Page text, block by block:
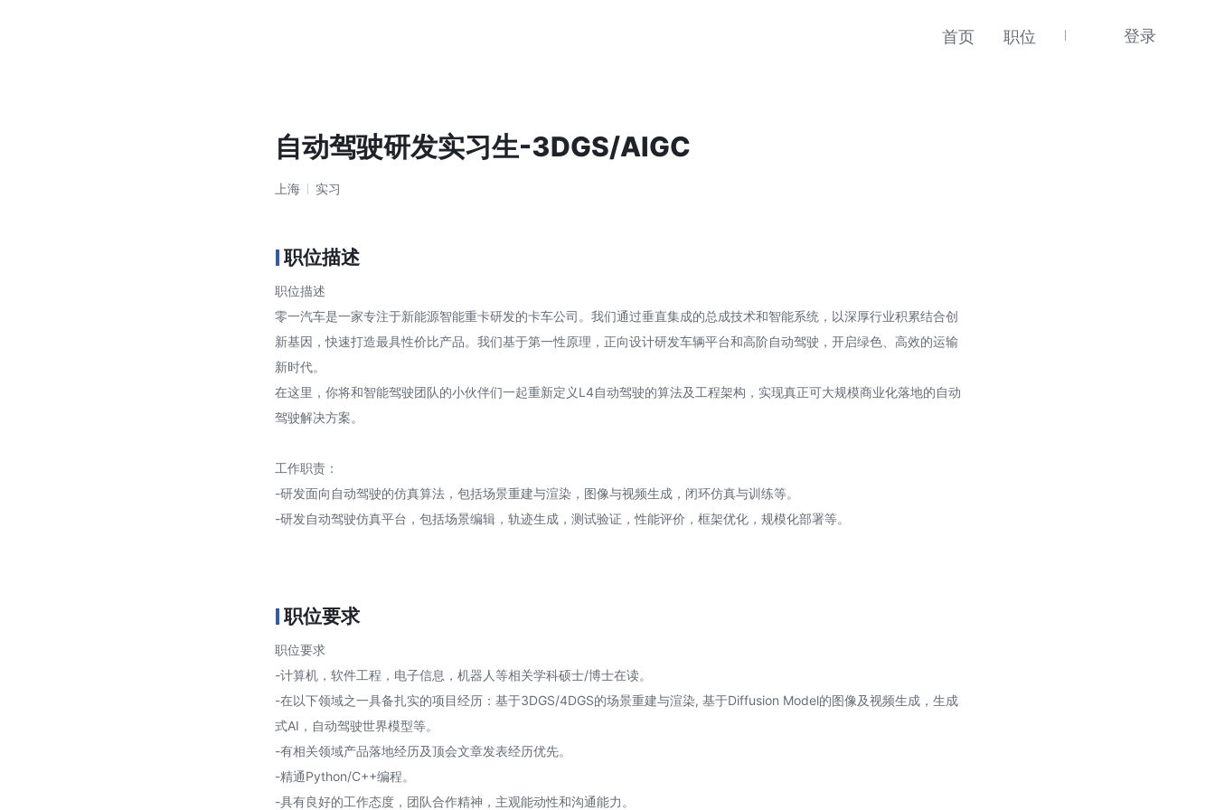
首页 职位 登录
自动驾驶研发实习生-3DGS/AIGC
上海 实习
职位描述
职位描述
零一汽车是一家专注于新能源智能重卡研发的卡车公司。我们通过垂直集成的总成技术和智能系统，以深厚行业积累结合创
新基因，快速打造最具性价比产品。我们基于第一性原理，正向设计研发车辆平台和高阶自动驾驶，开启绿色、高效的运输
新时代。
在这里，你将和智能驾驶团队的小伙伴们一起重新定义L4自动驾驶的算法及工程架构，实现真正可大规模商业化落地的自动
驾驶解决方案。
工作职责：
-研发面向自动驾驶的仿真算法，包括场景重建与渲染，图像与视频生成，闭环仿真与训练等。
-研发自动驾驶仿真平台，包括场景编辑，轨迹生成，测试验证，性能评价，框架优化，规模化部署等。
职位要求
职位要求
-计算机，软件工程，电子信息，机器人等相关学科硕士/博士在读。
-在以下领域之一具备扎实的项目经历：基于3DGS/4DGS的场景重建与渲染, 基于Diffusion Model的图像及视频生成，生成
式AI，自动驾驶世界模型等。
-有相关领域产品落地经历及顶会文章发表经历优先。
-精通Python/C++编程。
-具有良好的工作态度，团队合作精神，主观能动性和沟通能力。